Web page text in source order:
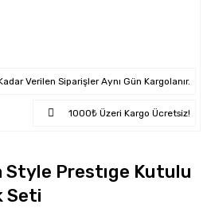
Verilen Siparişler Aynı Gün Kargolanır.
1000₺ Üzeri Kargo Ücretsiz!
Style Prestıge Kutulu
Seti